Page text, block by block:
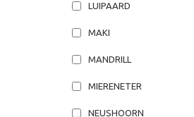
LUIPAARD
MAKI
MANDRILL
MIERENETER
NEUSHOORN